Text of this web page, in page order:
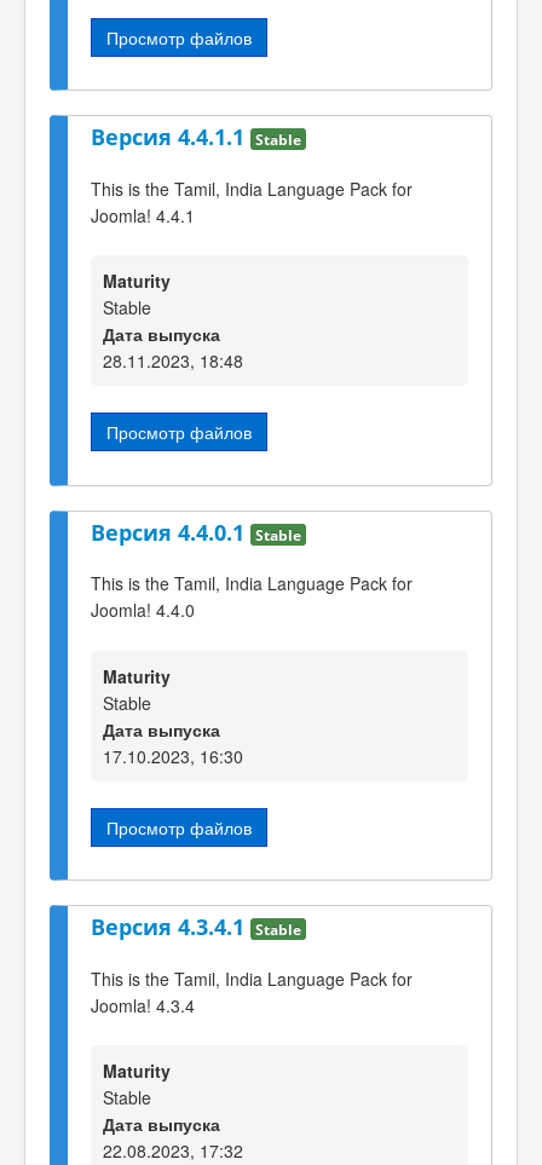
Просмотр файлов
Версия 4.4.1.1 Stable
This is the Tamil, India Language Pack for
Joomla! 4.4.1
Maturity
Stable
Дата выпуска
28.11.2023, 18:48
Просмотр файлов
Версия 4.4.0.1 Stable
This is the Tamil, India Language Pack for
Joomla! 4.4.0
Maturity
Stable
Дата выпуска
17.10.2023, 16:30
Просмотр файлов
Версия 4.3.4.1 Stable
This is the Tamil, India Language Pack for
Joomla! 4.3.4
Maturity
Stable
Дата выпуска
22.08.2023, 17:32